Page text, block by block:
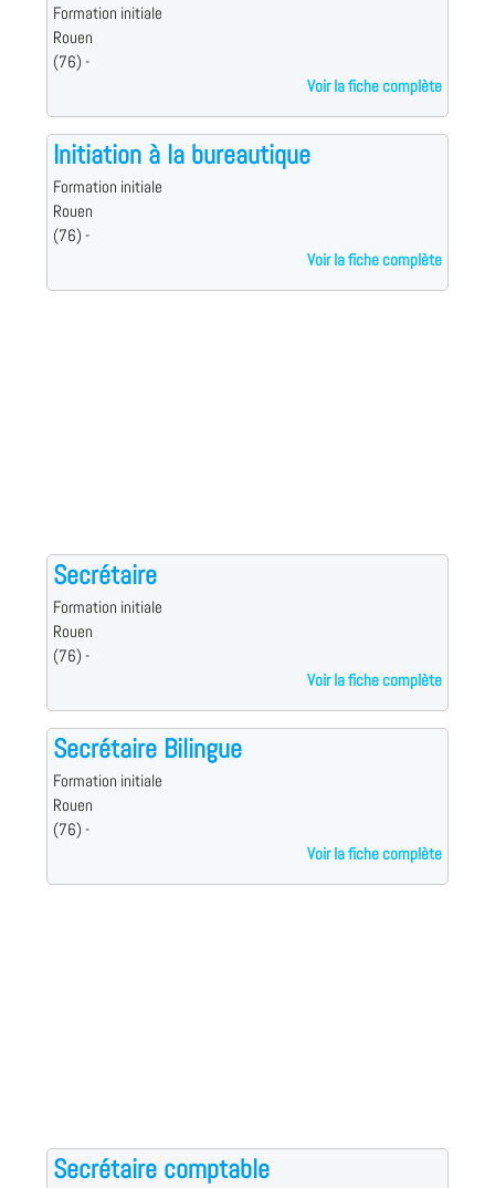
Formation initiale
Rouen
(76) -
Voir la fiche complète
Initiation à la bureautique
Formation initiale
Rouen
(76) -
Voir la fiche complète
Secrétaire
Formation initiale
Rouen
(76) -
Voir la fiche complète
Secrétaire Bilingue
Formation initiale
Rouen
(76) -
Voir la fiche complète
Secrétaire comptable